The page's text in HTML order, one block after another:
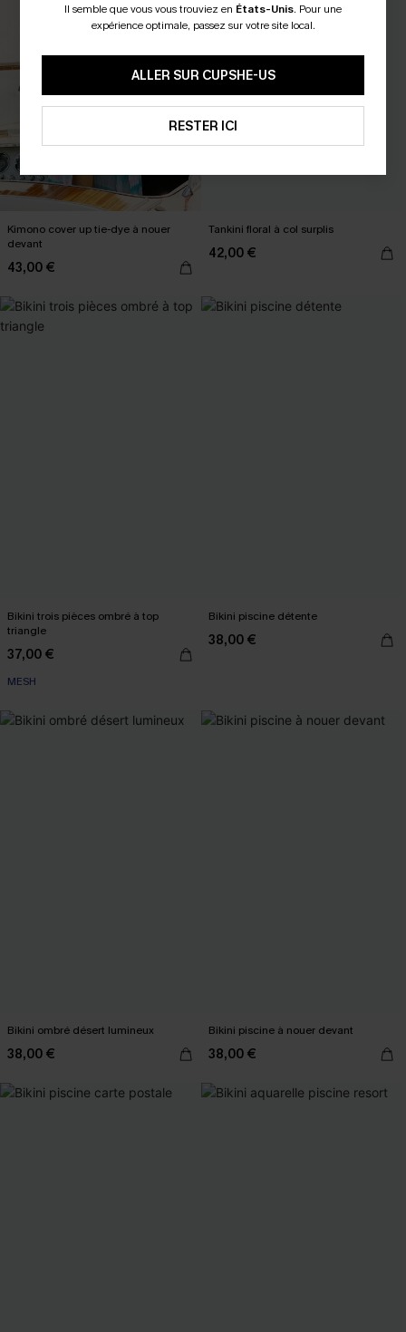
Kimono cover up tie-dye à nouer
devant
43,00 €
Tankini floral à col surplis
42,00 €
Bikini trois pièces ombré à top
triangle
37,00 €
MESH
Bikini piscine détente
38,00 €
Bikini ombré désert lumineux
38,00 €
Bikini piscine à nouer devant
38,00 €
Il semble que vous vous trouviez en États-Unis. Pour une
expérience optimale, passez sur votre site local.
ALLER SUR CUPSHE-US
RESTER ICI